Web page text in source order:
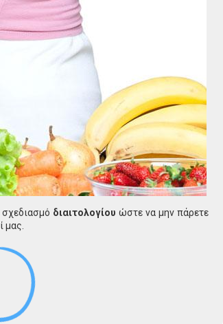
διαιτολογίου ώστε να μην πάρετε
μας.